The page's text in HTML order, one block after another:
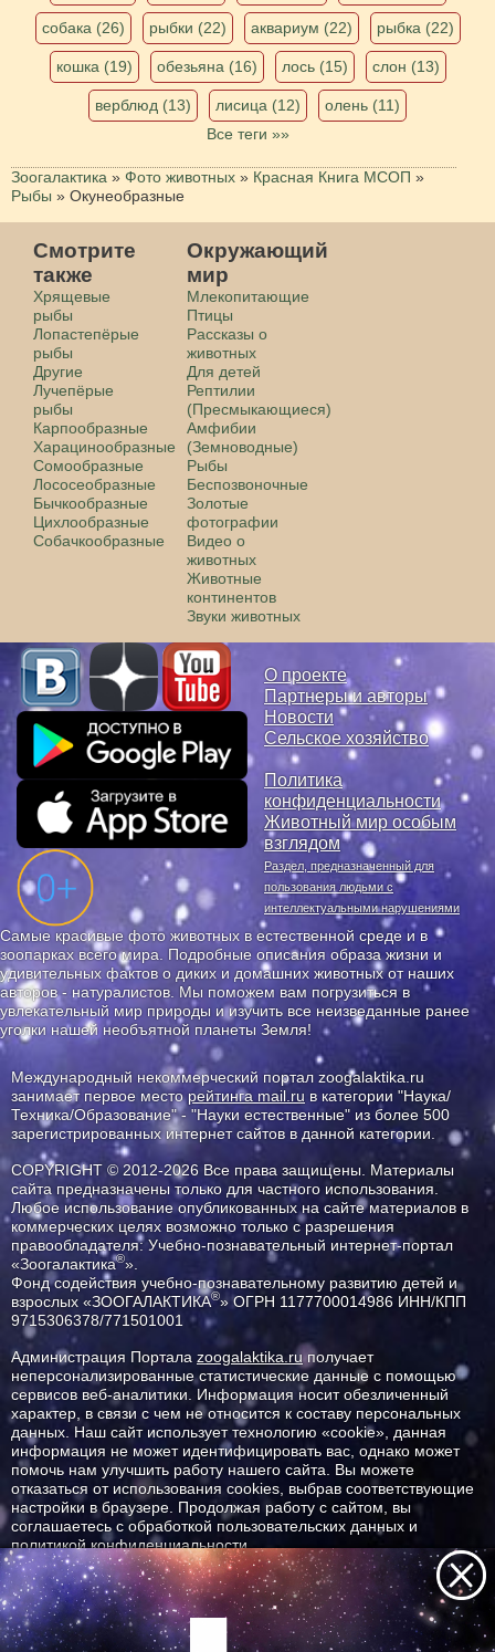
собака (26) рыбки (22) аквариум (22) рыбка (22)
кошка (19) обезьяна (16) лось (15) слон (13)
верблюд (13) лисица (12)
олень (11)
Все теги »»
Зоогалактика » Фото животных » Красная Книга МСОП »
Рыбы » Окунеобразные
Смотрите
также
Хрящевые
рыбы
Лопастепёрые
рыбы
Другие
Лучепёрые
рыбы
Карпообразные
Харацинообразные
Сомообразные
Лососеобразные
Бычкообразные
Цихлообразные
Собачкообразные
Окружающий
мир
Млекопитающие
Птицы
Рассказы о
животных
Для детей
Рептилии
(Пресмыкающиеся)
Амфибии
(Земноводные)
Рыбы
Беспозвоночные
Золотые
фотографии
Видео о
животных
Животные
континентов
Звуки животных
О проекте
Партнеры и авторы
Новости
Сельское хозяйство
Политика
конфиденциальности
Животный мир особым
взглядом
Раздел, предназначенный для
пользования людьми с
интеллектуальными нарушениями
Самые красивые фото животных в естественной среде и в
зоопарках всего мира. Подробные описания образа жизни и
удивительных фактов о диких и домашних животных от наших
авторов - натуралистов. Мы поможем вам погрузиться в
увлекательный мир природы и изучить все неизведанные ранее
уголки нашей необъятной планеты Земля!
Международный некоммерческий портал zoogalaktika.ru
занимает первое месторейтинга mail.ru в категории "Наука/
Техника/Образование" - "Науки естественные" из более 500
зарегистрированных интернет сайтов в данной категории.
COPYRIGHT © 2012-2026 Все права защищены. Материалы
сайта предназначены только для частного использования.
Любое использование опубликованных на сайте материалов в
коммерческих целях возможно только с разрешения
правообладателя: Учебно-познавательный интернет-портал
«Зоогалактика®».
Фонд содействия учебно-познавательному развитию детей и
взрослых «ЗООГАЛАКТИКА®» ОГРН 1177700014986 ИНН/КПП
9715306378/771501001
Администрация Портала zoogalaktika.ruполучает
неперсонализированные статистические данные с помощью
сервисов веб-аналитики. Информация носит обезличенный
характер, в связи с чем не относится к составу персональных
данных. Наш сайт использует технологию «cookie», данная
информация не может идентифицировать вас, однако может
помочь нам улучшить работу нашего сайта. Вы можете
отказаться от использования cookies, выбрав соответствующие
настройки в браузере. Продолжая работу с сайтом, вы
соглашаетесь с обработкой пользовательских данных и
политикой конфиденциальности.
ID ресурса: 7790